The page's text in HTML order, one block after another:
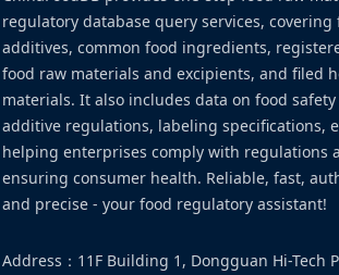
regulatory database query services, covering
additives, common food ingredients,
food raw materials and excipients, and filed
materials. It also includes data on food
additive regulations, labeling specifications,
helping enterprises comply with regulations
ensuring consumer health. Reliable, fast,
and precise - your food regulatory assistant!
Address ： 11F Building 1, Dongguan Hi-Tech